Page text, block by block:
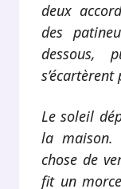
deux
des
dessous,
s’écartèrent
Le soleil
la maison.
chose de
fit un